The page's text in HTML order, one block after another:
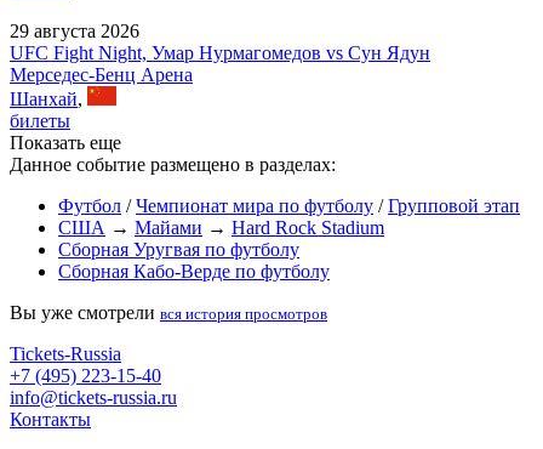
29 августа 2026
UFC Fight Night, Умар Нурмагомедов vs Сун Ядун
Мерседес-Бенц Арена
Шанхай,
билеты
Показать еще
Данное событие размещено в разделах:
Футбол /Чемпионат мира по футболу /Групповой этап
США → Майами → Hard Rock Stadium
Сборная Уругвая по футболу
Сборная Кабо-Верде по футболу
Вы уже смотрели вся история просмотров
Tickets-Russia
+7 (495) 223-15-40
info@tickets-russia.ru
Контакты